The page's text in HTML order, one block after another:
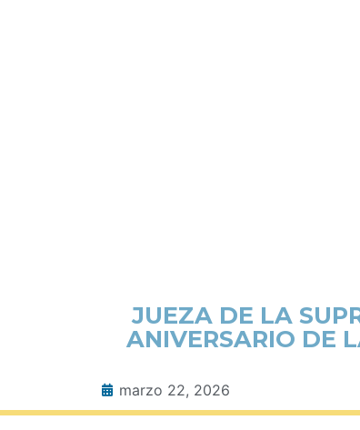
JUEZA DE LA
ANIVERSARIO DE
marzo 22, 2026